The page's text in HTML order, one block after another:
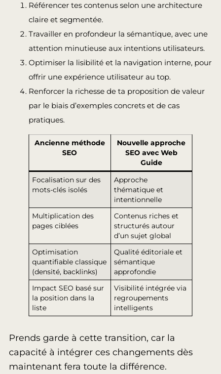
Référencer tes contenus selon une architecture
claire et segmentée.
Travailler en profondeur la sémantique, avec une
attention minutieuse aux intentions utilisateurs.
Optimiser la lisibilité et la navigation interne, pour
offrir une expérience utilisateur au top.
Renforcer la richesse de ta proposition de valeur
par le biais d’exemples concrets et de cas
pratiques.
Ancienne méthode
SEO
Nouvelle approche
SEO avec Web
Guide
Focalisation sur des
mots-clés isolés
Approche
thématique et
intentionnelle
Multiplication des
pages ciblées
Contenus riches et
structurés autour
d’un sujet global
Optimisation
quantifiable classique
(densité, backlinks)
Qualité éditoriale et
sémantique
approfondie
Impact SEO basé sur
la position dans la
liste
Visibilité intégrée via
regroupements
intelligents
Prends garde à cette transition, car la
capacité à intégrer ces changements dès
maintenant fera toute la différence.